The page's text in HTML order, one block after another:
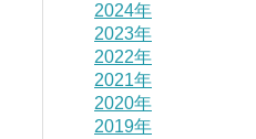
2024年
2023年
2022年
2021年
2020年
2019年